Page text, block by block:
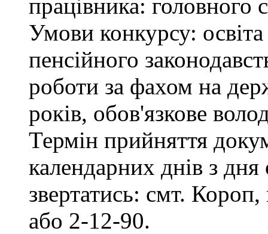
працівника: головного
Умови конкурсу:
пенсійного
роботи за фахом на
років, обов'язкове
Термін прийняття
календарних днів з
звертатись: смт.
або 2-12-90.